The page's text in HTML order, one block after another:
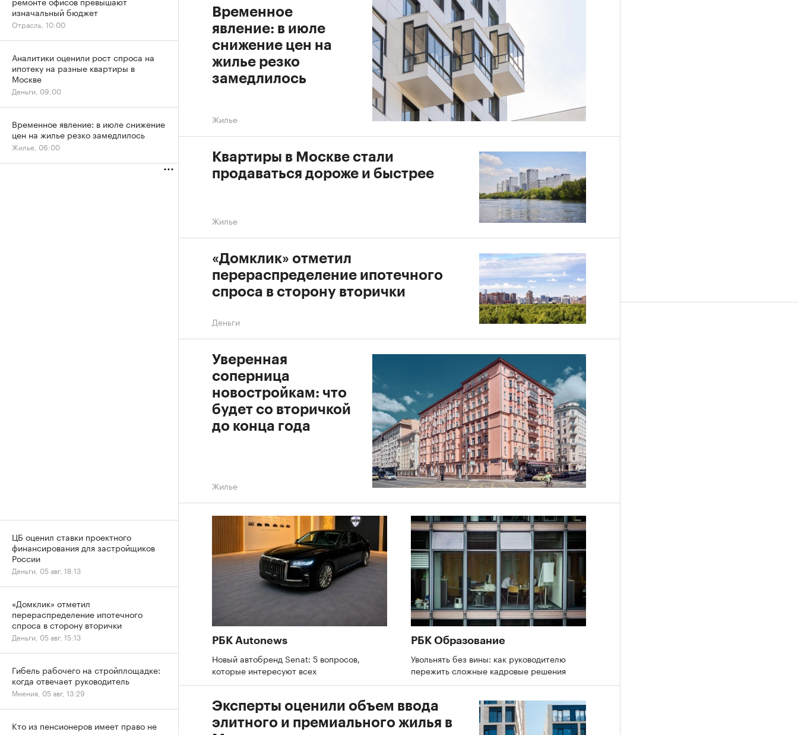
Жилье
Временное
явление: в июле
снижение цен на
жилье резко
замедлилось
Жилье
Квартиры в Москве стали
продаваться дороже и быстрее
Деньги
«Домклик» отметил
перераспределение ипотечного
спроса в сторону вторички
Жилье
Уверенная
соперница
новостройкам: что
будет со вторичкой
до конца года
РБК Autonews
Новый автобренд Senat: 5 вопросов,
которые интересуют всех
РБК Образование
Увольнять без вины: как руководителю
пережить сложные кадровые решения
Эксперты оценили объем ввода
элитного и премиального жилья в
изначальный бюджет
Отрасль, 10:00
Аналитики оценили рост спроса на
ипотеку на разные квартиры в
Москве
Деньги, 09:00
Временное явление: в июле снижение
цен на жилье резко замедлилось
Жилье, 06:00
ЦБ оценил ставки проектного
финансирования для застройщиков
России
Деньги, 05 авг, 18:13
«Домклик» отметил
перераспределение ипотечного
спроса в сторону вторички
Деньги, 05 авг, 15:13
Гибель рабочего на стройплощадке:
когда отвечает руководитель
Мнения, 05 авг, 13:29
Кто из пенсионеров имеет право не